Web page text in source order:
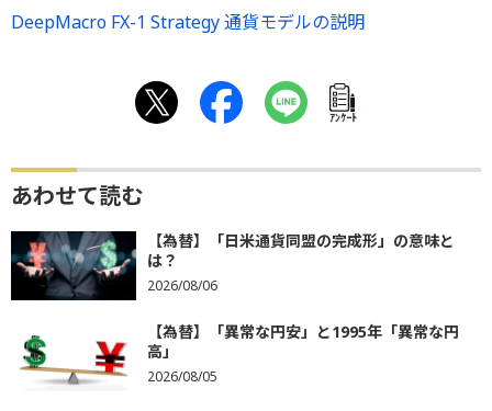
DeepMacro FX-1 Strategy 通貨モデルの説明
ｱﾝｹｰﾄ
あわせて読む
【為替】「日米通貨同盟の完成形」の意味と
は？
2026/08/06
【為替】「異常な円安」と1995年「異常な円
高」
2026/08/05